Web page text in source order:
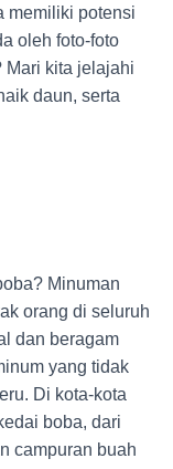
memiliki potensi
oleh foto-foto
Mari kita jelajahi
daun, serta
Minuman
orang di seluruh
dan beragam
yang tidak
Di kota-kota
boba, dari
campuran buah